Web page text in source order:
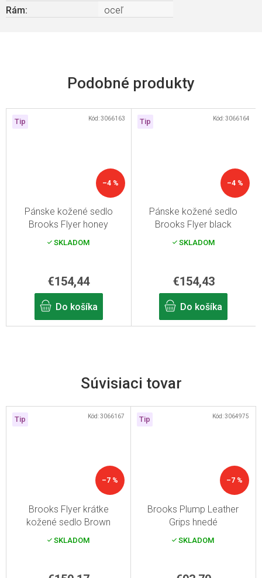
Súvisiaci tovar
Tip
–7 %
Brooks Flyer krátke
kožené sedlo Brown
SKLADOM
Kód:3066167 Tip
–7 %
Brooks Plump Leather
Grips hnedé
SKLADOM
Kód:3064975
Rám: oceľ
Tip
–4 %
Pánske kožené sedlo
Brooks Flyer honey
SKLADOM
€154,44
Do košíka
Kód:3066163 Tip
–4 %
Pánske kožené sedlo
Brooks Flyer black
SKLADOM
€154,43
Do košíka
Kód:3066164